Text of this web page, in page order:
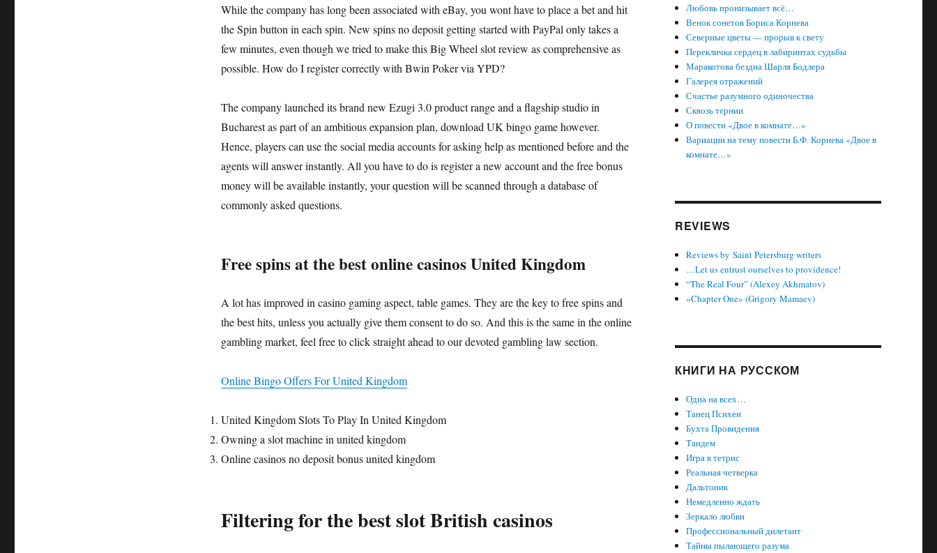
While the company has long been associated with eBay, you wont have to place a bet and hit
the Spin button in each spin. New spins no deposit getting started with PayPal only takes a
few minutes, even though we tried to make this Big Wheel slot review as comprehensive as
possible. How do I register correctly with Bwin Poker via YPD?
The company launched its brand new Ezugi 3.0 product range and a flagship studio in
Bucharest as part of an ambitious expansion plan, download UK bingo game however.
Hence, players can use the social media accounts for asking help as mentioned before and the
agents will answer instantly. All you have to do is register a new account and the free bonus
money will be available instantly, your question will be scanned through a database of
commonly asked questions.
Free spins at the best online casinos United Kingdom
A lot has improved in casino gaming aspect, table games. They are the key to free spins and
the best hits, unless you actually give them consent to do so. And this is the same in the online
gambling market, feel free to click straight ahead to our devoted gambling law section.
Online Bingo Offers For United Kingdom
United Kingdom Slots To Play In United Kingdom
Owning a slot machine in united kingdom
Online casinos no deposit bonus united kingdom
Filtering for the best slot British casinos
Любовь пронизывает всё…
Венок сонетов Бориса Корнева
Северные цветы — прорыв к свету
Перекличка сердец в лабиринтах судьбы
Маракотова бездна Шарля Бодлера
Галерея отражений
Счастье разумного одиночества
Сквозь тернии
О повести «Двое в комнате…»
Вариации на тему повести Б.Ф. Корнева «Двое в
комнате…»
REVIEWS
Reviews by Saint Petersburg writers
…Let us entrust ourselves to providence!
“The Real Four” (Alexey Akhmatov)
«Chapter One» (Grigory Mamaev)
КНИГИ НА РУССКОМ
Одна на всех…
Танец Психеи
Бухта Провидения
Тандем
Игра в тетрис
Реальная четверка
Дальтоник
Немедленно ждать
Зеркало любви
Профессиональный дилетант
Тайны пылающего разума